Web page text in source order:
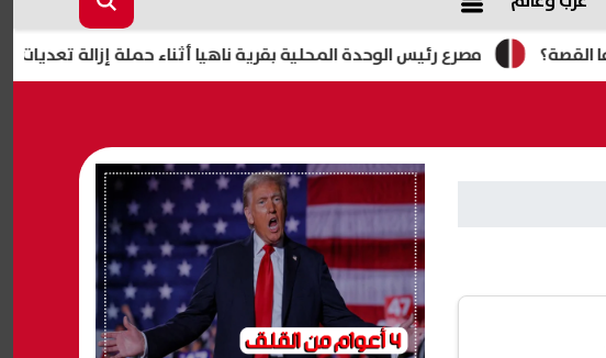
مصرع رئيس الوحدة المحلية بقرية ناهيا أثناء حملة إزالة تعديات في كرداسة